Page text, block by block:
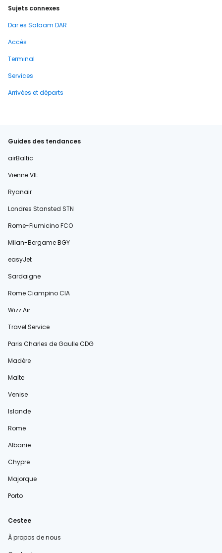
Sujets connexes
Dar es Salaam DAR
Accès
Terminal
Services
Arrivées et départs
Guides des tendances
airBaltic
Vienne VIE
Ryanair
Londres Stansted STN
Rome-Fiumicino FCO
Milan-Bergame BGY
easyJet
Sardaigne
Rome Ciampino CIA
Wizz Air
Travel Service
Paris Charles de Gaulle CDG
Madère
Malte
Venise
Islande
Rome
Albanie
Chypre
Majorque
Porto
Cestee
À propos de nous